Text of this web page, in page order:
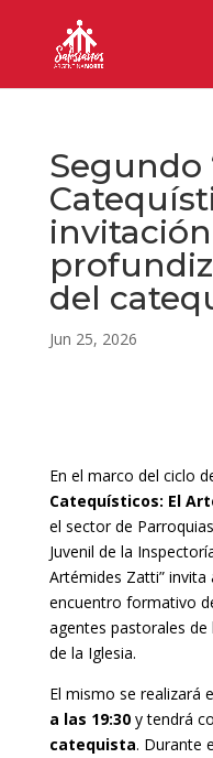
Segundo
del
Jun 25, 2026
En el marco del ciclo
Catequísticos: El
el sector de
Juvenil de la
Artémides Zatti”
encuentro formativo
agentes pastorales de
de la Iglesia.
El mismo se realizará
a las 19:30y tendrá
catequista. Durante